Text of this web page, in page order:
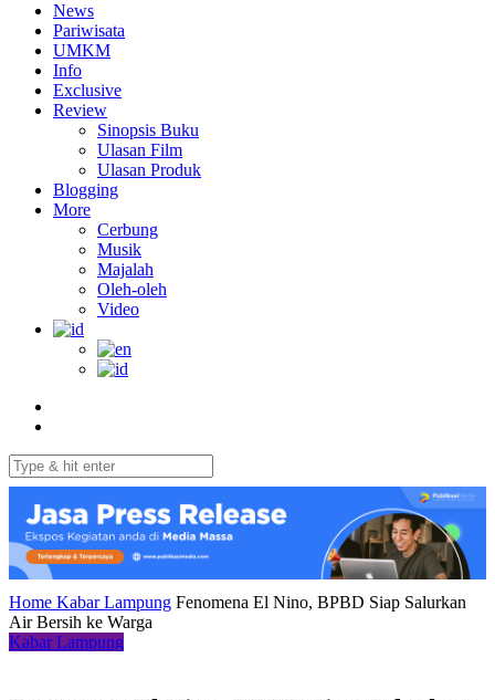
News
Pariwisata
UMKM
Info
Exclusive
Review
Sinopsis Buku
Ulasan Film
Ulasan Produk
Blogging
More
Cerbung
Musik
Majalah
Oleh-oleh
Video
Home Kabar Lampung Fenomena El Nino, BPBD Siap Salurkan
Air Bersih ke Warga
Kabar Lampung